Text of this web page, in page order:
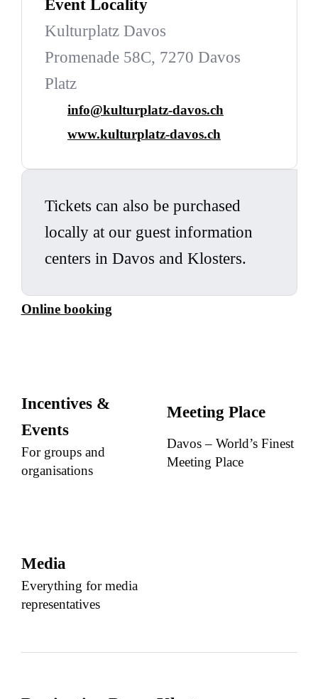
Event Locality
Kulturplatz Davos
Promenade 58C, 7270 Davos
Platz
info@kulturplatz-davos.ch
www.kulturplatz-davos.ch
Tickets can also be purchased
locally at our guest information
centers in Davos and Klosters.
Online booking
Incentives &
Events
For groups and
organisations
Meeting Place
Davos – World’s Finest
Meeting Place
Media
Everything for media
representatives